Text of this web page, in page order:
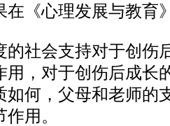
在《心理发展与教育
社会支持对于创伤
用，对于创伤后成长
如何，父母和老师的
用。